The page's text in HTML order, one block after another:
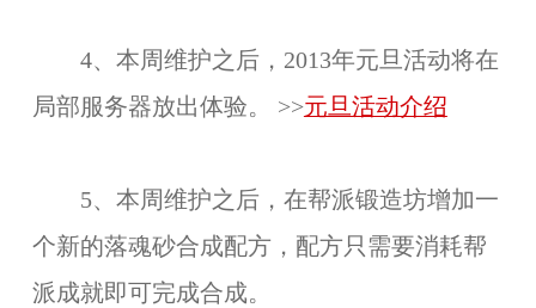
4、本周维护之后，2013年元旦活动将在
局部服务器放出体验。 >>元旦活动介绍
5、本周维护之后，在帮派锻造坊增加一
个新的落魂砂合成配方，配方只需要消耗帮
派成就即可完成合成。